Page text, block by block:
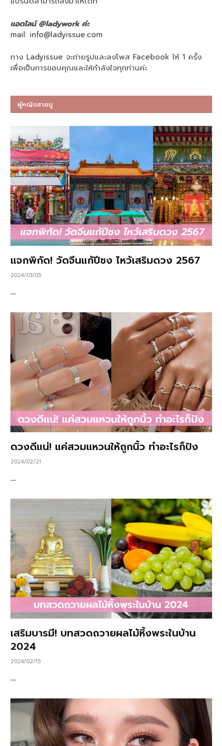
แอดไลน์ @ladywork ค่ะ
mail: info@ladyissue.com
ทาง Ladyissue จะถ่ายรูปและลงโพส Facebook ให้ 1 ครั้ง
เพื่อเป็นการขอบคุณและให้กำลังใจทุกท่านค่ะ
ผู้หญิงสายมู
แจกพิกัด! วัดจีนแก้ปีชง ไหว้เสริมดวง 2567
2024/03/05
…
ดวงดีแน่! แค่สวมแหวนให้ถูกนิ้ว ทำอะไรก็ปัง
2024/02/21
…
เสริมบารมี! บทสวดถวายผลไม้หิ้งพระในบ้าน
2024
2024/02/15
…